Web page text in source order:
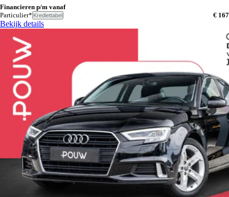
Financieren p/m vanaf
Particulier* Krediettabel € 167
Bekijk details